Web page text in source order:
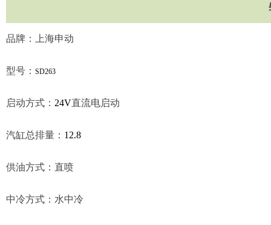
品牌：上海申动
型号： SD263
启动方式： 24V直流电启动
汽缸总排量： 12.8
供油方式：直喷
中冷方式：水中冷